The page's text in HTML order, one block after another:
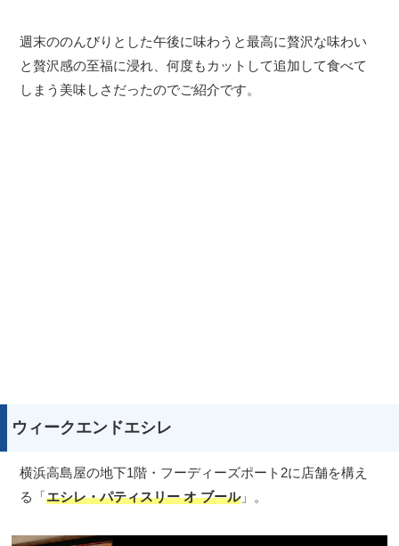
週末ののんびりとした午後に味わうと最高に贅沢な味わい
と贅沢感の至福に浸れ、何度もカットして追加して食べて
しまう美味しさだったのでご紹介です。
ウィークエンドエシレ
横浜高島屋の地下1階・フーディーズポート2に店舗を構え
る「エシレ・パティスリー オ ブール」。